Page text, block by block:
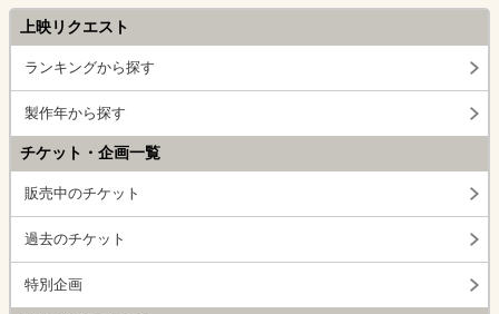
上映リクエスト
ランキングから探す
製作年から探す
チケット・企画一覧
販売中のチケット
過去のチケット
特別企画